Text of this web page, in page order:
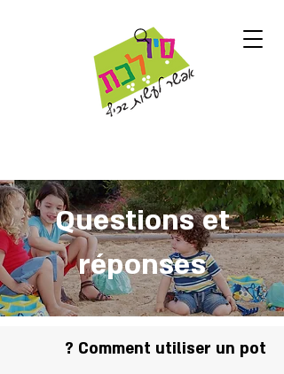
Questions et
réponses
Comment utiliser un pot ?